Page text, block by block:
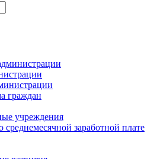
граждан
учреждения
заработной плате